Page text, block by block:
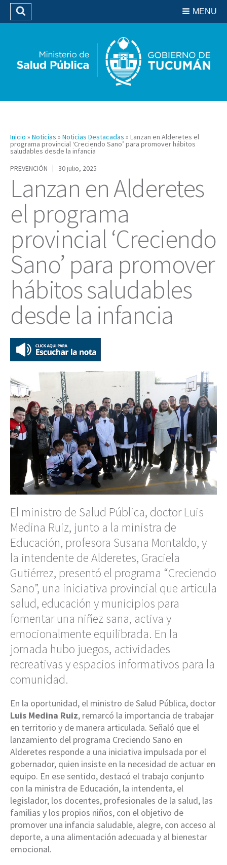
Biblioteca
MENU
Buscar
Inicio » Noticias » Noticias Destacadas » Lanzan en Alderetes el
programa provincial ‘Creciendo Sano’ para promover hábitos
saludables desde la infancia
PREVENCIÓN
30 julio, 2025
Lanzan en Alderetes
el programa
provincial ‘Creciendo
Sano’ para promover
hábitos saludables
desde la infancia
El ministro de Salud Pública, doctor Luis
Medina Ruiz, junto a la ministra de
Educación, profesora Susana Montaldo, y
la intendente de Alderetes, Graciela
Gutiérrez, presentó el programa “Creciendo
Sano”, una iniciativa provincial que articula
salud, educación y municipios para
fomentar una niñez sana, activa y
emocionalmente equilibrada. En la
jornada hubo juegos, actividades
recreativas y espacios informativos para la
comunidad.
En la oportunidad, el ministro de Salud Pública, doctor
Luis Medina Ruiz, remarcó la importancia de trabajar
en territorio y de manera articulada. Señaló que el
lanzamiento del programa Creciendo Sano en
Alderetes responde a una iniciativa impulsada por el
gobernador, quien insiste en la necesidad de actuar en
equipo. En ese sentido, destacó el trabajo conjunto
con la ministra de Educación, la intendenta, el
legislador, los docentes, profesionales de la salud, las
familias y los propios niños, con el objetivo de
promover una infancia saludable, alegre, con acceso al
deporte, a una alimentación adecuada y al bienestar
emocional.